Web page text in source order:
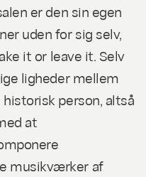
er den sin egen
uden for sig selv,
it or leave it. Selv
ligheder mellem
person, altså
at
musikværker af